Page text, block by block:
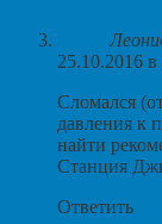
25.10.2016 в
Сломался
давления к
найти
Станция
Ответить